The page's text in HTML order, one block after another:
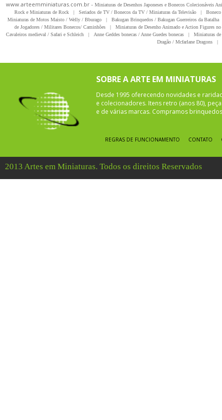
www.arteemminiaturas.com.br - Miniaturas de Desenhos Japoneses e Bonecos Colecionáveis
Rock e Miniaturas de Rock
| Seriados de TV / Bonecos da TV / Miniaturas da Televisão |
Miniaturas de Motos Maisto / Welly / Bburago
| Bakugan Brinquedos / Bakugan Guerreiros da Batalha
de Jogadores / Militares Bonecos/ Caminhões
|
Miniaturas de Desenho Animado e Action Figures
Cavaleiros medieval / Safari e Schleich
| Anne Geddes bonecas / Anne Guedes bonecas |
Miniaturas
Dragão / Mcfarlane Dragons
|
SOBRE A ARTE EM MINIATURAS
Desde 1995 oferecendo novidades e
e colecionadores. Itens retro (anos 80),
e de várias marcas. Compramos
REGRAS DE FUNCIONAMENTO CONTATO
2013 Artes em Miniaturas. Todos os direitos Reservados